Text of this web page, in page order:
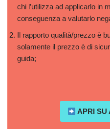
chi l’utilizza ad applicarlo in
conseguenza a valutarlo
Il rapporto qualità/prezzo è
solamente il prezzo è di
guida;
APRI SU